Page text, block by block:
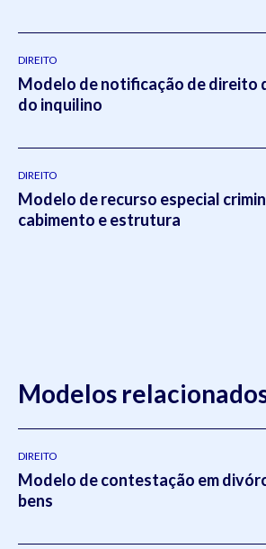
DIREITO
Modelo de notificação de direito
do inquilino
DIREITO
Modelo de recurso especial
cabimento e estrutura
Modelos
DIREITO
Modelo de contestação em
bens